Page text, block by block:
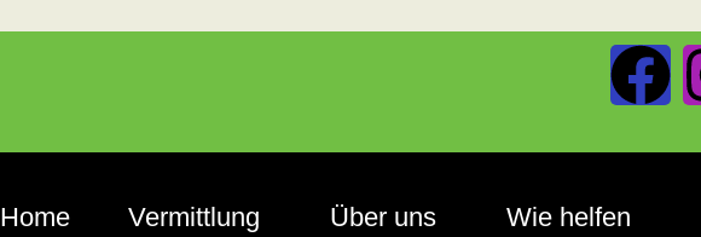
Home Vermittlung Über uns Wie helfen